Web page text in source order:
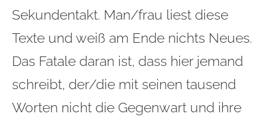
Sekundentakt. Man/frau liest diese
Texte und weiß am Ende nichts Neues.
Das Fatale daran ist, dass hier jemand
schreibt, der/die mit seinen tausend
Worten nicht die Gegenwart und ihre